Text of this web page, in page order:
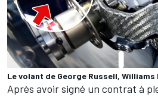
Le volant de George Russell, Williams
Après avoir signé un contrat à